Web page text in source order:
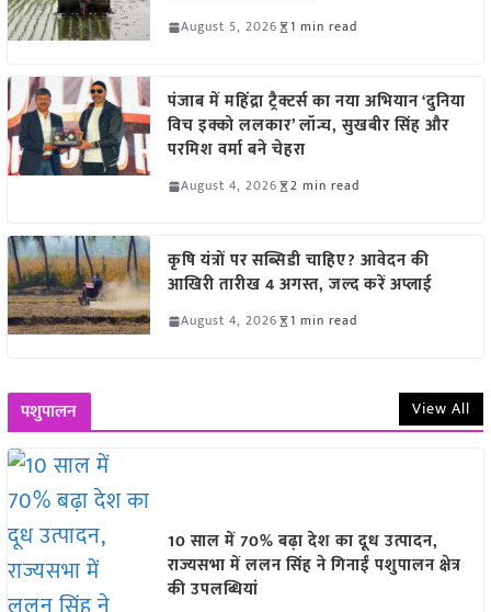
August 5, 2026 1 min read
पंजाब में महिंद्रा ट्रैक्टर्स का नया अभियान ‘दुनिया
विच इक्को ललकार’ लॉन्च, सुखबीर सिंह और
परमिश वर्मा बने चेहरा
August 4, 2026 2 min read
कृषि यंत्रों पर सब्सिडी चाहिए? आवेदन की
आखिरी तारीख 4 अगस्त, जल्द करें अप्लाई
August 4, 2026 1 min read
पशुपालन View All
10 साल में 70% बढ़ा देश का दूध उत्पादन,
राज्यसभा में ललन सिंह ने गिनाईं पशुपालन क्षेत्र
की उपलब्धियां